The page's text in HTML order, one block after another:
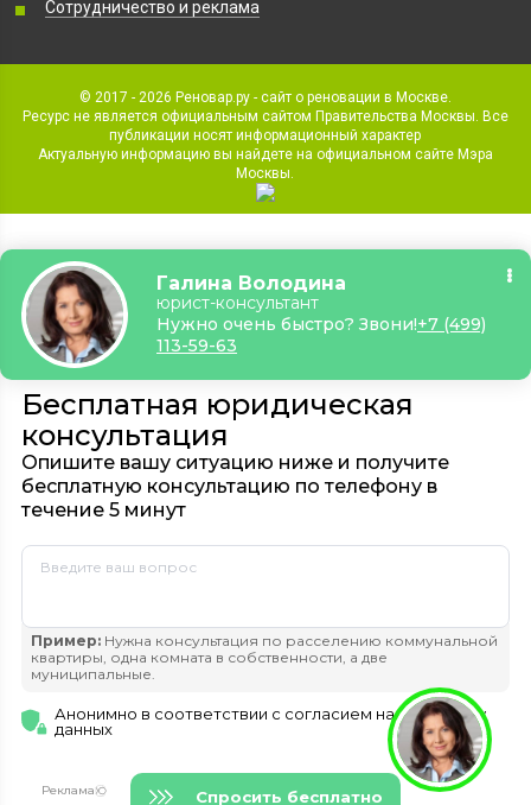
Сотрудничество и реклама
© 2017 - 2026 Реновар.ру - сайт о реновации в Москве.
Ресурс не является официальным сайтом Правительства Москвы. Все
публикации носят информационный характер
Актуальную информацию вы найдете на официальном сайте Мэра
Москвы.